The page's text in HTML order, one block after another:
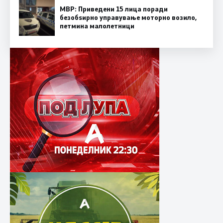
МВР: Приведени 15 лица поради
безобѕирно управување моторно возило,
петмина малолетници